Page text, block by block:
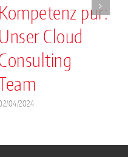
Kompetenz pur:
Unser Cloud
04/2024